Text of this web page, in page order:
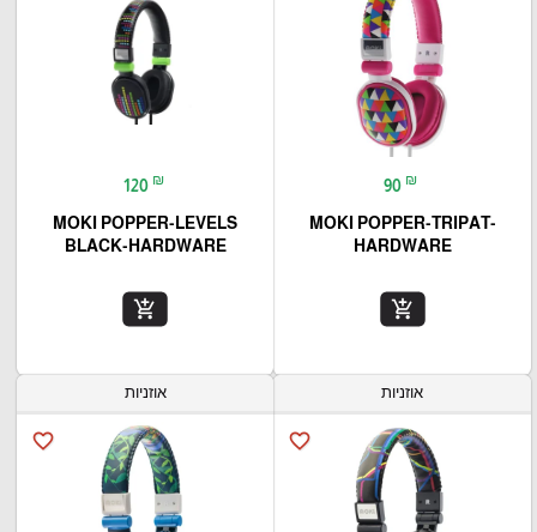
90 ₪
MOKI POPPER-TRIPAT-
HARDWARE
add_shopping_cart
120 ₪
MOKI POPPER-LEVELS
BLACK-HARDWARE
add_shopping_cart
אוזניות
favorite_border
אוזניות
favorite_border